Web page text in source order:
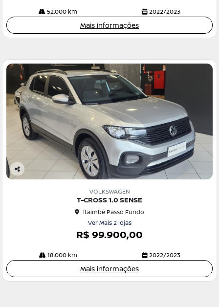
52.000 km 2022/2023
Mais informações
Co
VOLKSWAGEN
T-CROSS 1.0 SENSE
Itaimbé Passo Fundo
Ver Mais 2 lojas
R$ 99.900,00
18.000 km 2022/2023
Mais informações